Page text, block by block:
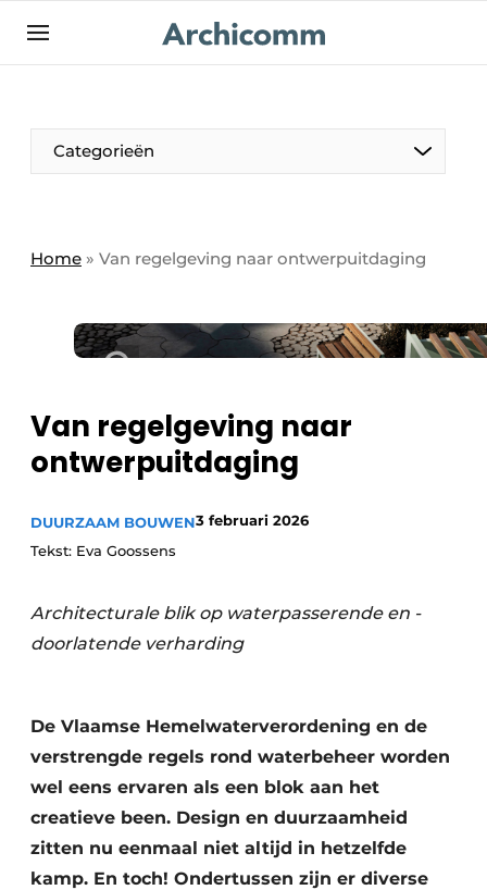
NL be-FR
Categorieën
Home » Van regelgeving naar ontwerpuitdaging
Van regelgeving naar
ontwerpuitdaging
DUURZAAM BOUWEN3 februari 2026
Tekst: Eva Goossens
Architecturale blik op waterpasserende en -
doorlatende verharding
De Vlaamse Hemelwaterverordening en de
verstrengde regels rond waterbeheer worden
wel eens ervaren als een blok aan het
creatieve been. Design en duurzaamheid
zitten nu eenmaal niet altijd in hetzelfde
kamp. En toch! Ondertussen zijn er diverse